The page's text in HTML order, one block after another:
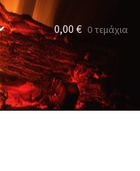
0,00 € 0 τεμάχια